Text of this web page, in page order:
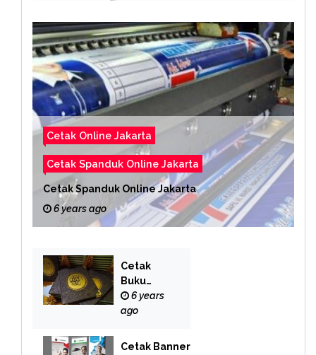
Cetak Online Jakarta
Cetak Spanduk Online Jakarta
Cetak Spanduk Online Jakarta
6 years ago
Cetak
Buku
Yasin
Online
6 years
ago
Cetak Banner